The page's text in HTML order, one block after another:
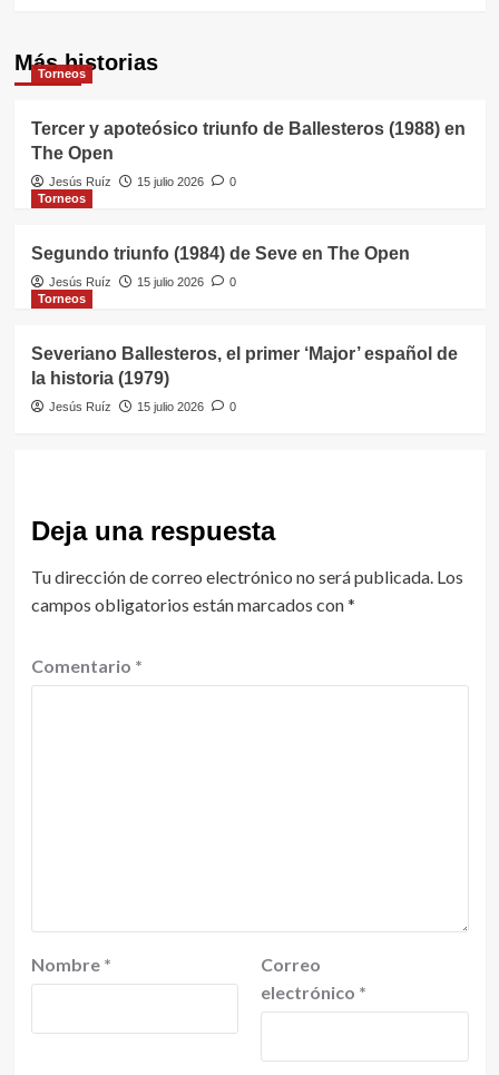
Más historias
Torneos
Tercer y apoteósico triunfo de Ballesteros (1988) en
The Open
Jesús Ruíz 15 julio 2026
0
Torneos
Segundo triunfo (1984) de Seve en The Open
Jesús Ruíz 15 julio 2026
0
Torneos
Severiano Ballesteros, el primer ‘Major’ español de
la historia (1979)
Jesús Ruíz 15 julio 2026 0
Deja una respuesta
Tu dirección de correo electrónico no será publicada. Los
campos obligatorios están marcados con*
Comentario *
Nombre *
Correo
electrónico *